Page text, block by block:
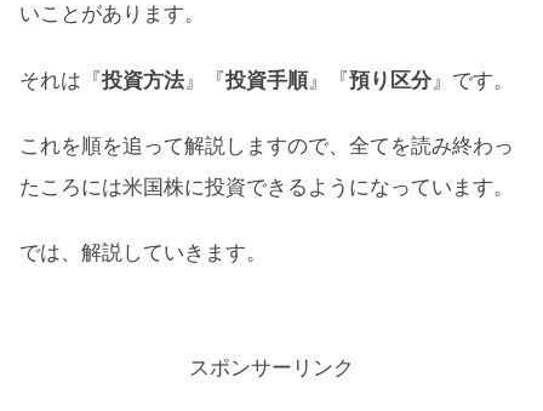
NISA預りとは
投資初心者が米国株に投資したいときのはじ
め方：まとめ
いことがあります。
それは『投資方法 』『投資手順』『預り区分 』です。
これを順を追って解説しますので、全てを読み終わっ
たころには米国株に投資できるようになっています。
では、解説していきます。
スポンサーリンク